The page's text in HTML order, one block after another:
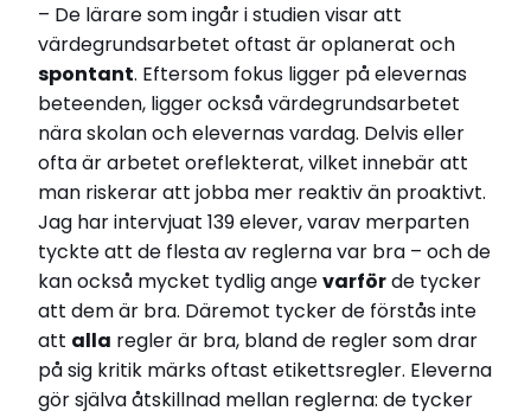
– De lärare som ingår i studien visar att
värdegrundsarbetet oftast är oplanerat och
spontant. Eftersom fokus ligger på elevernas
beteenden, ligger också värdegrundsarbetet
nära skolan och elevernas vardag. Delvis eller
ofta är arbetet oreflekterat, vilket innebär att
man riskerar att jobba mer reaktiv än proaktivt.
Jag har intervjuat 139 elever, varav merparten
tyckte att de flesta av reglerna var bra – och de
kan också mycket tydlig angevarförde tycker
att dem är bra. Däremot tycker de förstås inte
att alla regler är bra, bland de regler som drar
på sig kritik märks oftast etikettsregler. Eleverna
gör själva åtskillnad mellan reglerna: de tycker